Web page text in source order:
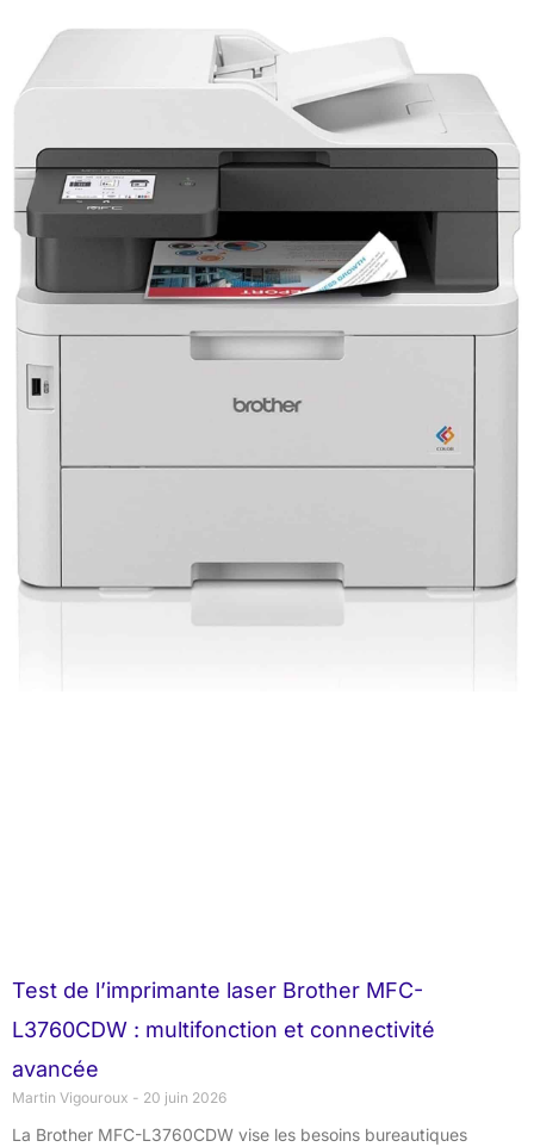
Test de l’imprimante laser Brother MFC-
L3760CDW : multifonction et connectivité
avancée
Martin Vigouroux 20 juin 2026
La Brother MFC-L3760CDW vise les besoins bureautiques